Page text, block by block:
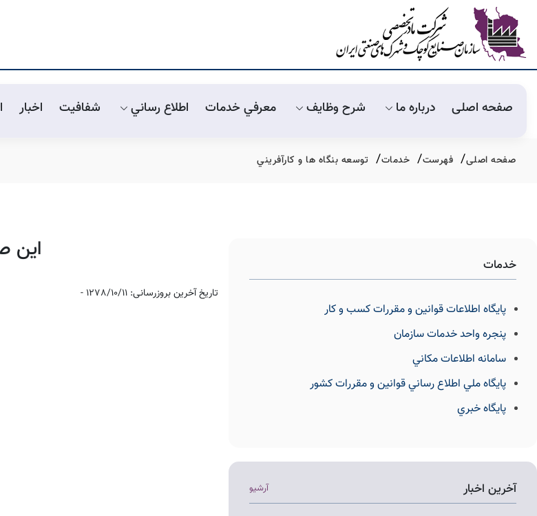
صفحه اصلی درباره ما شرح وظايف معرفي خدمات اطلاع رساني شفافیت اخبار
صفحه اصلی فهرست خدمات توسعه بنگاه ها و كارآفريني
خدمات
پايگاه اطلاعات قوانين و مقررات كسب و كار
پنجره واحد خدمات سازمان
سامانه اطلاعات مكاني
پايگاه ملي اطلاع رساني قوانين و مقررات كشور
پايگاه خبري
آخرین اخبار آرشیو
این
تاریخ آخرین بروزرسانی: 1278/10/11 -